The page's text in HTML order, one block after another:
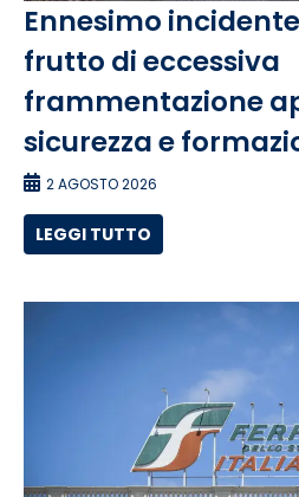
Ennesimo
frutto di eccessiva
frammentazione
sicurezza e
2 AGOSTO 2026
LEGGI TUTTO